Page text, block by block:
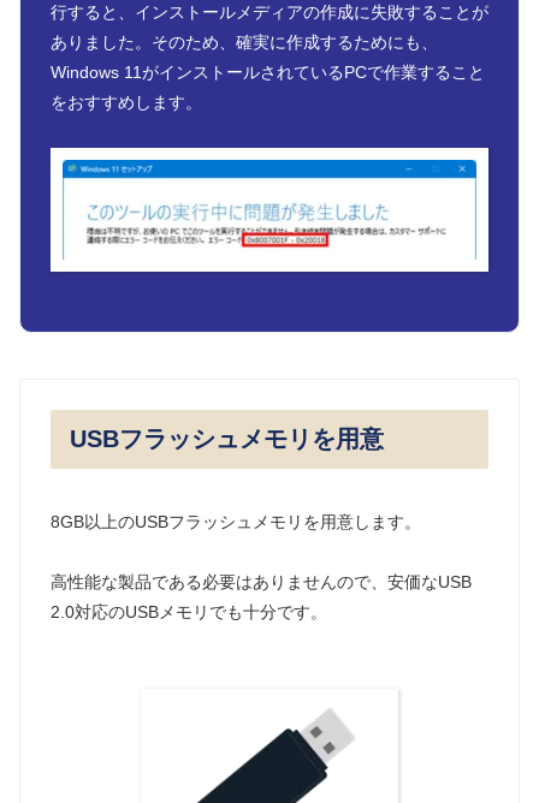
行すると、インストールメディアの作成に失敗することが
ありました。そのため、確実に作成するためにも、
Windows 11がインストールされているPCで作業すること
をおすすめします。
USBフラッシュメモリを用意
8GB以上のUSBフラッシュメモリを用意します。
高性能な製品である必要はありませんので、安価なUSB
2.0対応のUSBメモリでも十分です。